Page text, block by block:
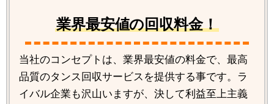
業界最安値の回収料金！
当社のコンセプトは、業界最安値の料金で、最高
品質のタンス回収サービスを提供する事です。ラ
イバル企業も沢山いますが、決して利益至上主義